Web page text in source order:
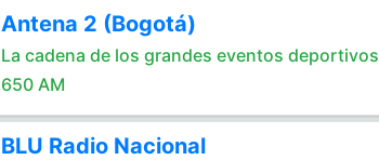
Antena 2 (Bogotá)
La cadena de los grandes eventos deportivos
650 AM
BLU Radio Nacional